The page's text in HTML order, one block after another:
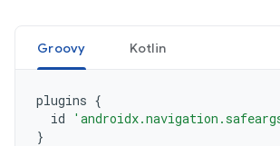
Groovy Kotlin
plugins {
id
}